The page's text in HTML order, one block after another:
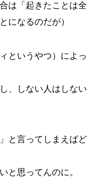
は「起きたことは全
になるのだが）
というやつ）によっ
、しない人はしない
と言ってしまえばど
と思ってんのに。